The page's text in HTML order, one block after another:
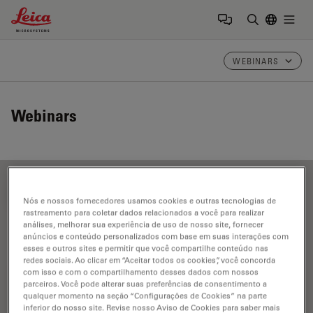
Leica Microsystems Logo
WEBINARS
Webinars
FILTER ARTICLES
FRET
Nós e nossos fornecedores usamos cookies e outras tecnologias de
rastreamento para coletar dados relacionados a você para realizar
análises, melhorar sua experiência de uso de nosso site, fornecer
anúncios e conteúdo personalizados com base em suas interações com
esses e outros sites e permitir que você compartilhe conteúdo nas
redes sociais. Ao clicar em “Aceitar todos os cookies”, você concorda
com isso e com o compartilhamento desses dados com nossos
parceiros. Você pode alterar suas preferências de consentimento a
qualquer momento na seção “Configurações de Cookies” na parte
inferior do nosso site. Revise nosso Aviso de Cookies para saber mais